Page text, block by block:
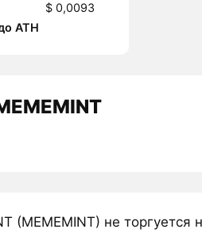
$ 0,0093
ATH
(MEMEMINT) не